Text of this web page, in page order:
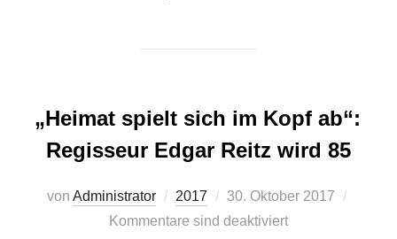
„Heimat spielt sich im Kopf ab“:
Regisseur Edgar Reitz wird 85
von Administrator 2017
Veröffentlicht
am
30. Oktober 2017
Kommentare sind deaktiviert